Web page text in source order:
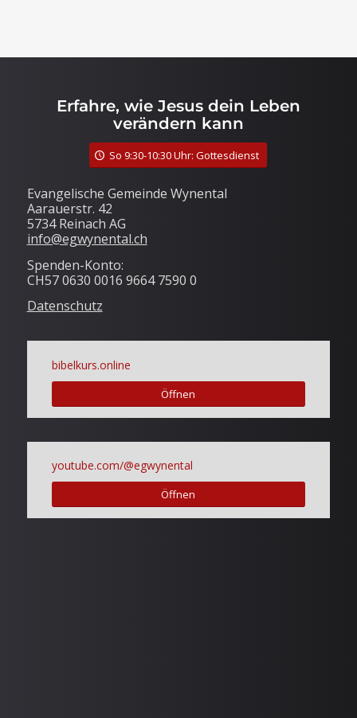
Erfahre, wie Jesus dein Leben
verändern kann
So 9:30-10:30 Uhr: Gottesdienst
Evangelische Gemeinde Wynental
Aarauerstr. 42
5734 Reinach AG
info@egwynental.ch
Spenden-Konto:
CH57 0630 0016 9664 7590 0
Datenschutz
bibelkurs.online
Öffnen
youtube.com/@egwynental
Öffnen